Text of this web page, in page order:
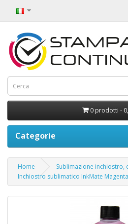
0 prodotti -
Categorie
Home
Sublimazione inchiostro,
Inchiostro sublimatico InkMate